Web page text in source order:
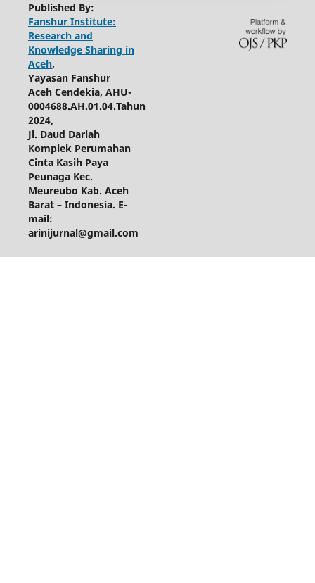
Published By:
Fanshur Institute:
Research and
Knowledge Sharing in
Aceh,
Yayasan Fanshur
Aceh Cendekia, AHU-
0004688.AH.01.04.Tahun
2024,
Jl. Daud Dariah
Komplek Perumahan
Cinta Kasih Paya
Peunaga Kec.
Meureubo Kab. Aceh
Barat – Indonesia. E-
mail:
arinijurnal@gmail.com